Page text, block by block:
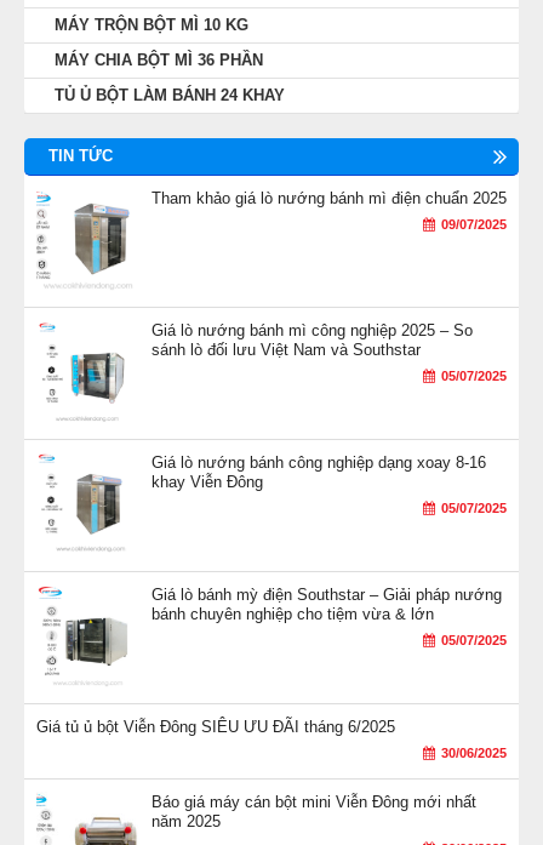
Chất liệu máy là vỏ nhựa cứng, màu sắc đẹp và bắt
mắt. Máy có 3 càng đánh, lần lượt là càng móc câu,
càng chân vịt và càng lồng. Cối đánh trứng được làm
bằng inox 304 đảm bảo vệ sinh an toàn thực phẩm.
MÁY TRỘN BỘT MÌ 10 KG
MÁY CHIA BỘT MÌ 36 PHẦN
TỦ Ủ BỘT LÀM BÁNH 24 KHAY
TIN TỨC
Tham khảo giá lò nướng bánh mì điện chuẩn 2025
09/07/2025
Giá lò nướng bánh mì công nghiệp 2025 – So
sánh lò đối lưu Việt Nam và Southstar
05/07/2025
Giá lò nướng bánh công nghiệp dạng xoay 8-16
khay Viễn Đông
05/07/2025
Giá lò bánh mỳ điện Southstar – Giải pháp nướng
bánh chuyên nghiệp cho tiệm vừa & lớn
05/07/2025
Giá tủ ủ bột Viễn Đông SIÊU ƯU ĐÃI tháng 6/2025
30/06/2025
Báo giá máy cán bột mini Viễn Đông mới nhất
năm 2025